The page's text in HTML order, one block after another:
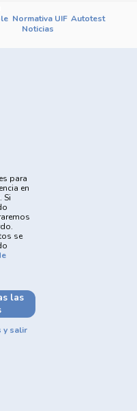
para
en
Si
se
las
y salir
Normativa UIF Autotest
Noticias
18 años, ofrece riesgo de
pueden causar riesgos
Responsable para más
Juega con